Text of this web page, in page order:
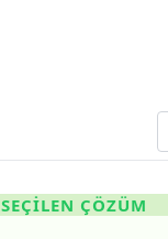
SEÇILEN ÇÖZÜM